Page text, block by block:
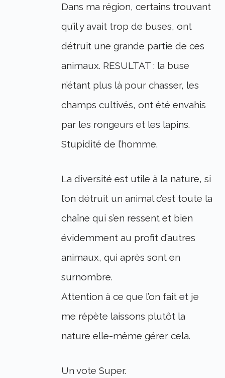
Dans ma région, certains trouvant
qu’il y avait trop de buses, ont
détruit une grande partie de ces
animaux. RESULTAT : la buse
n’étant plus là pour chasser, les
champs cultivés, ont été envahis
par les rongeurs et les lapins.
Stupidité de l’homme.
La diversité est utile à la nature, si
l’on détruit un animal c’est toute la
chaîne qui s’en ressent et bien
évidemment au profit d’autres
animaux, qui après sont en
surnombre.
Attention à ce que l’on fait et je
me répète laissons plutôt la
nature elle-même gérer cela.
Un vote Super.